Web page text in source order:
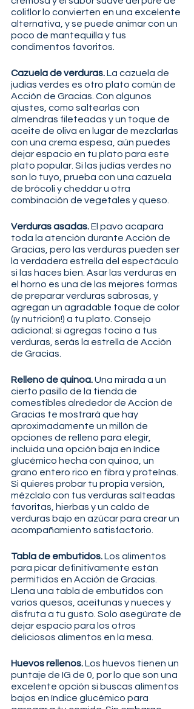
coliflor lo convierten en una excelente
alternativa, y se puede animar con un
poco de mantequilla y tus
condimentos favoritos.
Cazuela de verduras. La cazuela de
judías verdes es otro plato común de
Acción de Gracias. Con algunos
ajustes, como saltearlas con
almendras fileteadas y un toque de
aceite de oliva en lugar de mezclarlas
con una crema espesa, aún puedes
dejar espacio en tu plato para este
plato popular. Si las judías verdes no
son lo tuyo, prueba con una cazuela
de brócoli y cheddar u otra
combinación de vegetales y queso.
Verduras asadas. El pavo acapara
toda la atención durante Acción de
Gracias, pero las verduras pueden ser
la verdadera estrella del espectáculo
si las haces bien. Asar las verduras en
el horno es una de las mejores formas
de preparar verduras sabrosas, y
agregan un agradable toque de color
(¡y nutrición!) a tu plato. Consejo
adicional: si agregas tocino a tus
verduras, serás la estrella de Acción
de Gracias.
Relleno de quinoa. Una mirada a un
cierto pasillo de la tienda de
comestibles alrededor de Acción de
Gracias te mostrará que hay
aproximadamente un millón de
opciones de relleno para elegir,
incluida una opción baja en índice
glucémico hecha con quinoa, un
grano entero rico en fibra y proteínas.
Si quieres probar tu propia versión,
mézclalo con tus verduras salteadas
favoritas, hierbas y un caldo de
verduras bajo en azúcar para crear un
acompañamiento satisfactorio.
Tabla de embutidos. Los alimentos
para picar definitivamente están
permitidos en Acción de Gracias.
Llena una tabla de embutidos con
varios quesos, aceitunas y nueces y
disfruta a tu gusto. Solo asegúrate de
dejar espacio para los otros
deliciosos alimentos en la mesa.
Huevos rellenos. Los huevos tienen un
puntaje de IG de 0, por lo que son una
excelente opción si buscas alimentos
bajos en índice glucémico para